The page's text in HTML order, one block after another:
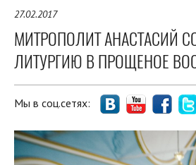
27.02.2017
МИТРОПОЛИТ АНАСТАСИЙ
ЛИТУРГИЮ В ПРОЩЕНОЕ
Мы в соц.сетях: